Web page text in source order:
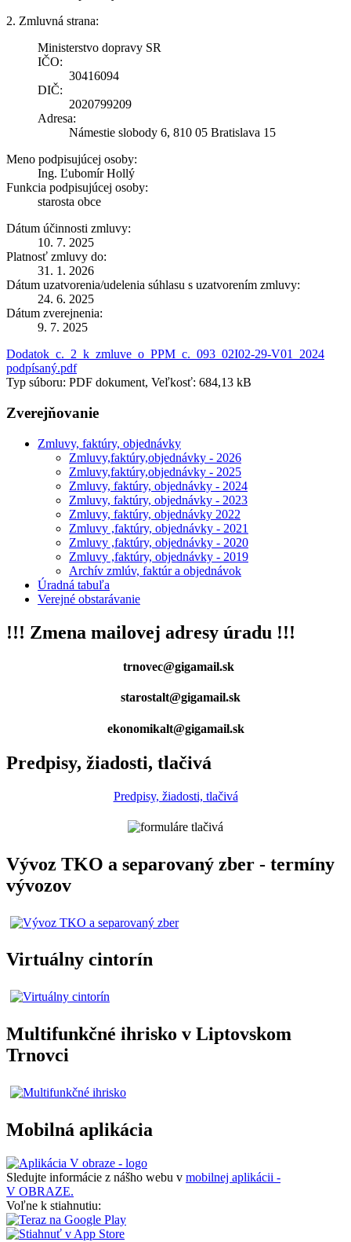
2. Zmluvná strana:
Ministerstvo dopravy SR
IČO:
30416094
DIČ:
2020799209
Adresa:
Námestie slobody 6, 810 05 Bratislava 15
Meno podpisujúcej osoby:
Ing. Ľubomír Hollý
Funkcia podpisujúcej osoby:
starosta obce
Dátum účinnosti zmluvy:
10. 7. 2025
Platnosť zmluvy do:
31. 1. 2026
Dátum uzatvorenia/udelenia súhlasu s uzatvorením zmluvy:
24. 6. 2025
Dátum zverejnenia:
9. 7. 2025
Dodatok_c._2_k_zmluve_o_PPM_c._093_02I02-29-V01_2024
podpísaný.pdf
Typ súboru: PDF dokument, Veľkosť: 684,13 kB
Zverejňovanie
Zmluvy, faktúry, objednávky
Zmluvy,faktúry,objednávky - 2026
Zmluvy,faktúry,objednávky - 2025
Zmluvy, faktúry, objednávky - 2024
Zmluvy, faktúry, objednávky - 2023
Zmluvy, faktúry, objednávky 2022
Zmluvy ,faktúry, objednávky - 2021
Zmluvy ,faktúry, objednávky - 2020
Zmluvy ,faktúry, objednávky - 2019
Archív zmlúv, faktúr a objednávok
Úradná tabuľa
Verejné obstarávanie
!!! Zmena mailovej adresy úradu !!!
trnovec@gigamail.sk
starostalt@gigamail.sk
ekonomikalt@gigamail.sk
Predpisy, žiadosti, tlačivá
Predpisy, žiadosti, tlačivá
Vývoz TKO a separovaný zber - termíny
vývozov
Virtuálny cintorín
Multifunkčné ihrisko v Liptovskom
Trnovci
Mobilná aplikácia
Sledujte informácie z nášho webu v mobilnej aplikácii -
V OBRAZE.
Voľne k stiahnutiu: